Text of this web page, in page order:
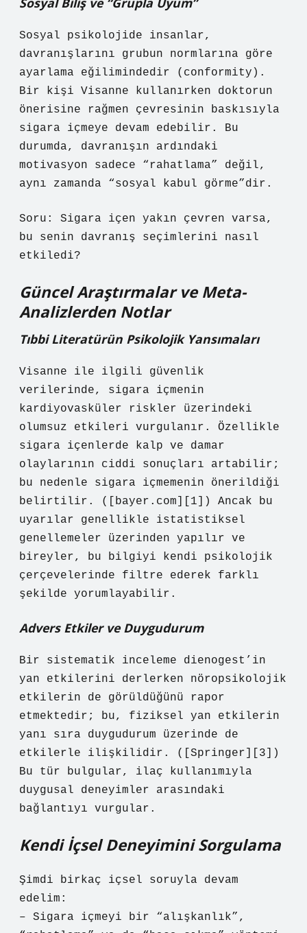
Sosyal psikolojide insanlar,
davranışlarını grubun normlarına göre
ayarlama eğilimindedir (conformity).
Bir kişi Visanne kullanırken doktorun
önerisine rağmen çevresinin baskısıyla
sigara içmeye devam edebilir. Bu
durumda, davranışın ardındaki
motivasyon sadece “rahatlama” değil,
aynı zamanda “sosyal kabul görme”dir.
Soru: Sigara içen yakın çevren varsa,
bu senin davranış seçimlerini nasıl
etkiledi?
Güncel Araştırmalar ve Meta-
Analizlerden Notlar
Tıbbi Literatürün Psikolojik Yansımaları
Visanne ile ilgili güvenlik
verilerinde, sigara içmenin
kardiyovasküler riskler üzerindeki
olumsuz etkileri vurgulanır. Özellikle
sigara içenlerde kalp ve damar
olaylarının ciddi sonuçları artabilir;
bu nedenle sigara içmemenin önerildiği
belirtilir. ([bayer.com][1]) Ancak bu
uyarılar genellikle istatistiksel
genellemeler üzerinden yapılır ve
bireyler, bu bilgiyi kendi psikolojik
çerçevelerinde filtre ederek farklı
şekilde yorumlayabilir.
Advers Etkiler ve Duygudurum
Bir sistematik inceleme dienogest’in
yan etkilerini derlerken nöropsikolojik
etkilerin de görüldüğünü rapor
etmektedir; bu, fiziksel yan etkilerin
yanı sıra duygudurum üzerinde de
etkilerle ilişkilidir. ([Springer][3])
Bu tür bulgular, ilaç kullanımıyla
duygusal deneyimler arasındaki
bağlantıyı vurgular.
Kendi İçsel Deneyimini Sorgulama
Şimdi birkaç içsel soruyla devam
edelim:
– Sigara içmeyi bir “alışkanlık”,